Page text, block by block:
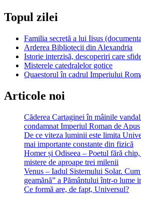
Topul zilei
Familia secretă a lui Iisus
Arderea Bibliotecii din Alexandria
Istorie interzisă, descoperiri care
Misterele catedralelor gotice
Quaestorul în cadrul Imperiului
Articole noi
Căderea Cartaginei în mâinile
condamnat Imperiul Roman de Apus
De ce viteza luminii este limita
mai importante constante din fizică
Homer și Odiseea – Poetul fără chip,
mistere de aproape trei milenii
Venus – Iadul Sistemului Solar. Cum
geamănă” a Pământului într-o lume
Ce formă are, de fapt, Universul?